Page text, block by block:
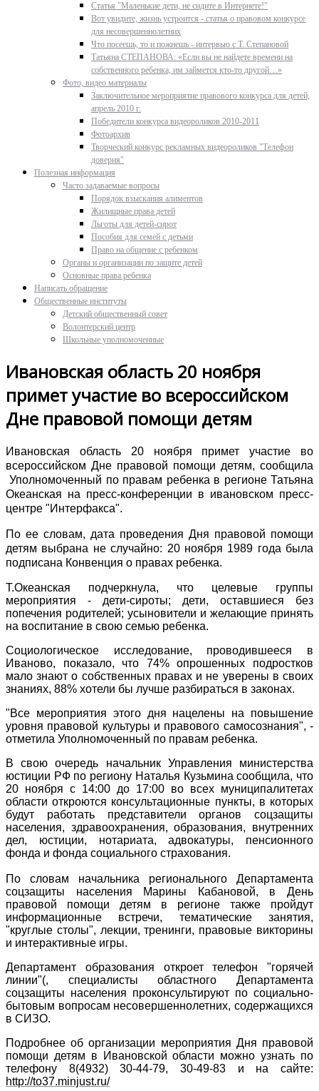
Статья "Маленькие дети, не сидите в Интернете!"
Вот увидите, жизнь устроится - статья о правовом конкурсе
для несовершеннолетних
Что посеешь, то и пожнешь - интервью с Т. Степановой
Татьяна СТЕПАНОВА: «Если вы не найдете времени на
собственного ребенка, им займется кто-то другой…»
Фото, видео материалы
Заключительное мероприятие правового конкурса для детей,
апрель 2010 г.
Победители конкурса видеороликов 2010-2011
Фотоархив
Творческий конкурс рекламных видеороликов "Телефон
доверия"
Полезная информация
Часто задаваемые вопросы
Порядок взыскания алиментов
Жилищные права детей
Льготы для детей-сирот
Пособия для семей с детьми
Право на общение с ребенком
Органы и организации по защите детей
Основные права ребенка
Написать обращение
Общественные институты
Детский общественный совет
Волонтерский центр
Школьные уполномоченные
Ивановская область 20 ноября
примет участие во всероссийском
Дне правовой помощи детям
Ивановская область 20 ноября примет участие во
всероссийском Дне правовой помощи детям, сообщила
Уполномоченный по правам ребенка в регионе Татьяна
Океанская на пресс-конференции в ивановском пресс-
центре "Интерфакса".
По ее словам, дата проведения Дня правовой помощи
детям выбрана не случайно: 20 ноября 1989 года была
подписана Конвенция о правах ребенка.
Т.Океанская подчеркнула, что целевые группы
мероприятия - дети-сироты; дети, оставшиеся без
попечения родителей; усыновители и желающие принять
на воспитание в свою семью ребенка.
Социологическое исследование, проводившееся в
Иваново, показало, что 74% опрошенных подростков
мало знают о собственных правах и не уверены в своих
знаниях, 88% хотели бы лучше разбираться в законах.
"Все мероприятия этого дня нацелены на повышение
уровня правовой культуры и правового самосознания", -
отметила Уполномоченный по правам ребенка.
В свою очередь начальник Управления министерства
юстиции РФ по региону Наталья Кузьмина сообщила, что
20 ноября с 14:00 до 17:00 во всех муниципалитетах
области откроются консультационные пункты, в которых
будут работать представители органов соцзащиты
населения, здравоохранения, образования, внутренних
дел, юстиции, нотариата, адвокатуры, пенсионного
фонда и фонда социального страхования.
По словам начальника регионального Департамента
соцзащиты населения Марины Кабановой, в День
правовой помощи детям в регионе также пройдут
информационные встречи, тематические занятия,
"круглые столы", лекции, тренинги, правовые викторины
и интерактивные игры.
Департамент образования откроет телефон "горячей
линии"(, специалисты областного Департамента
соцзащиты населения проконсультируют по социально-
бытовым вопросам несовершеннолетних, содержащихся
в СИЗО.
Подробнее об организации мероприятия Дня правовой
помощи детям в Ивановской области можно узнать по
телефону 8(4932) 30-44-79, 30-49-83 и на сайте:
http://to37.minjust.ru/